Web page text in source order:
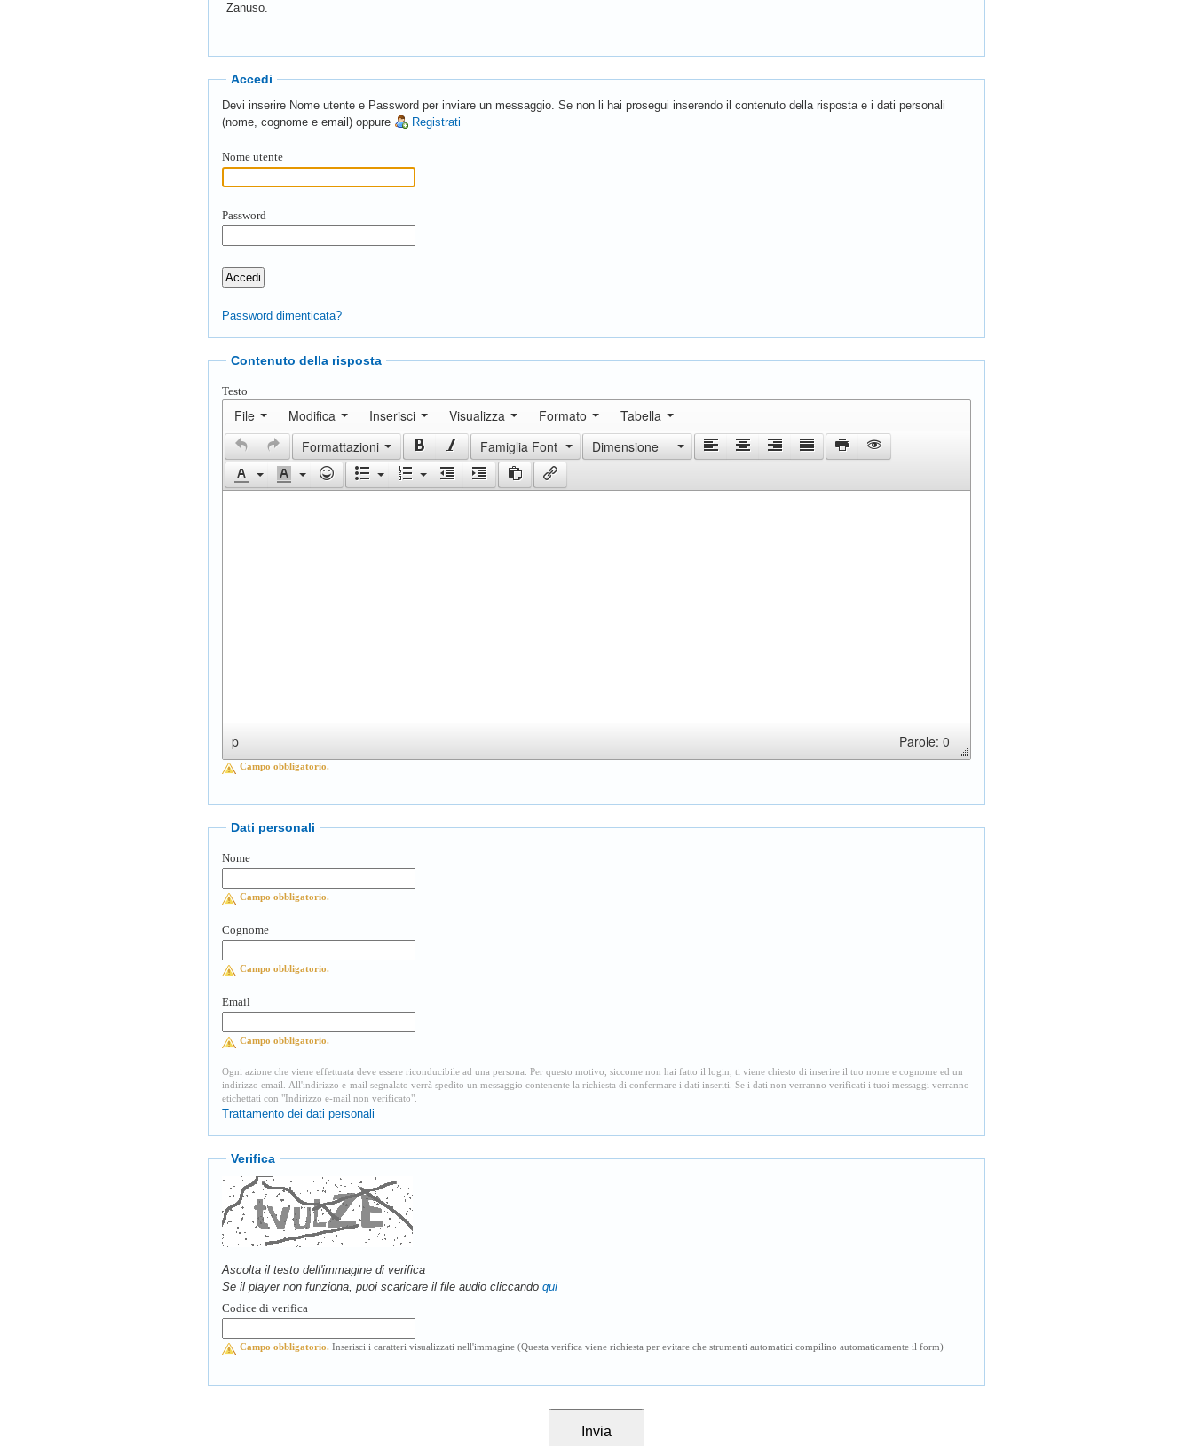
Zanuso.
Accedi
Devi inserire Nome utente e Password per inviare un messaggio. Se non li hai prosegui inserendo il contenuto della risposta e i dati personali
(nome, cognome e email) oppure
Registrati
Nome utente
Password
Password dimenticata?
Contenuto della risposta
Testo
File Modifica Inserisci Visualizza Formato
Tabella
Formattazioni
Famiglia Font Dimensione
p Parole: 0
Campo obbligatorio.
Dati personali
Nome
Campo obbligatorio.
Cognome
Campo obbligatorio.
Email
Campo obbligatorio.
Ogni azione che viene effettuata deve essere riconducibile ad una persona. Per questo motivo, siccome non hai fatto il login, ti viene chiesto di inserire il tuo nome e cognome ed un
indirizzo email. All'indirizzo e-mail segnalato verrà spedito un messaggio contenente la richiesta di confermare i dati inseriti. Se i dati non verranno verificati i tuoi messaggi verranno
etichettati con "Indirizzo e-mail non verificato".
Trattamento dei dati personali
Verifica
Ascolta il testo dell'immagine di verifica
Se il player non funziona, puoi scaricare il file audio cliccando qui
Codice di verifica
Campo obbligatorio. Inserisci i caratteri visualizzati nell'immagine (Questa verifica viene richiesta per evitare che strumenti automatici compilino automaticamente il form)